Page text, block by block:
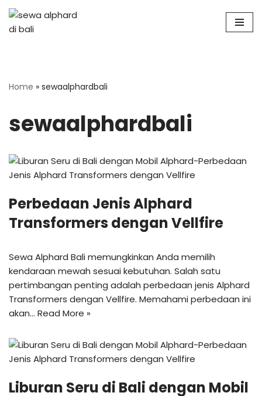
Skip
Home » sewaalphardbali
sewaalphardbali
Perbedaan Jenis Alphard
Transformers dengan Vellfire
Sewa Alphard Bali memungkinkan Anda memilih
kendaraan mewah sesuai kebutuhan. Salah satu
pertimbangan penting adalah perbedaan jenis Alphard
Transformers dengan Vellfire. Memahami perbedaan ini
akan… Read More »
Liburan Seru di Bali dengan Mobil